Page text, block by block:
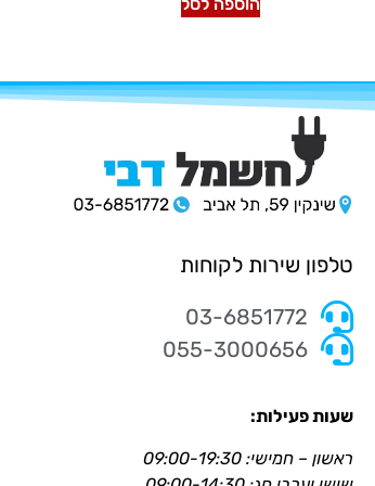
טלפון שירות לקוחות
03-6851772
055-3000656
שעות פעילות:
ראשון – חמישי: 09:00-19:30